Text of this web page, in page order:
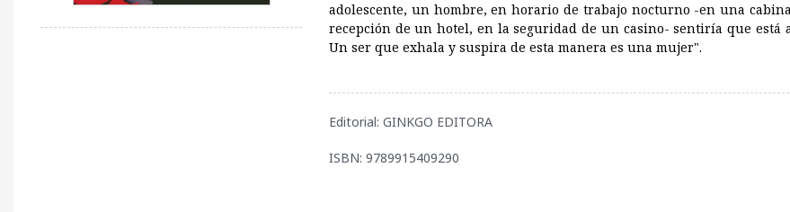
adolescente, un hombre, en horario de trabajo nocturno -en una
recepción de un hotel, en la seguridad de un casino- sentiría que está
Un ser que exhala y suspira de esta manera es una mujer".
Editorial: GINKGO EDITORA
ISBN: 9789915409290